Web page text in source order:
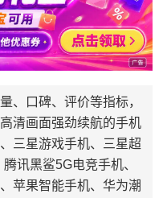
、口碑、评价等指标，
清画面强劲续航的手机
三星游戏手机、三星超
讯黑鲨5G电竞手机、
苹果智能手机、华为潮